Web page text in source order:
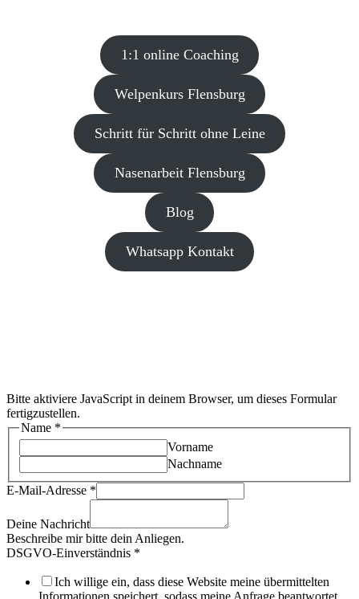
1:1 online Coaching
Welpenkurs Flensburg
Schritt für Schritt ohne Leine
Nasenarbeit Flensburg
Blog
Whatsapp Kontakt
Bitte aktiviere JavaScript in deinem Browser, um dieses Formular
fertigzustellen.
Name *
Vorname
Nachname
E-Mail-Adresse *
Deine Nachricht
Beschreibe mir bitte dein Anliegen.
DSGVO-Einverständnis *
Ich willige ein, dass diese Website meine übermittelten